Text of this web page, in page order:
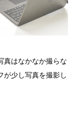
真はなかなか撮らな
が少し写真を撮影し